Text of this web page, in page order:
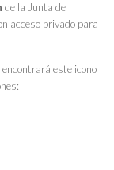
de la Junta de
acceso privado para
encontrará este icono